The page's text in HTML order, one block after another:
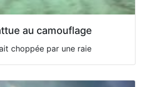
au camouflage
choppée par une raie